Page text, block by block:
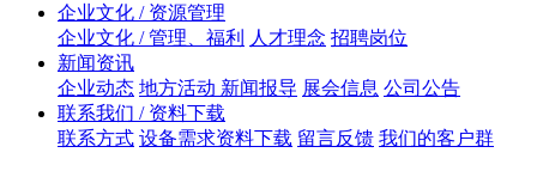
企业文化 / 资源管理
企业文化 / 管理、福利
人才理念 招聘岗位
新闻资讯
企业动态 地方活动 新闻报导 展会信息 公司公告
联系我们 / 资料下载
联系方式 设备需求资料下载 留言反馈 我们的客户群